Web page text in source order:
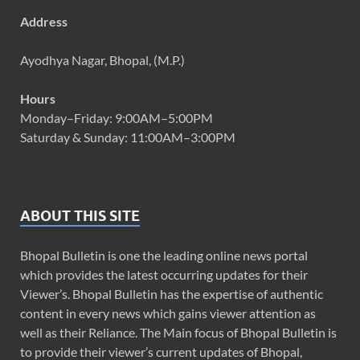
Address
Ayodhya Nagar, Bhopal, (M.P.)
Hours
Monday–Friday: 9:00AM–5:00PM
Saturday & Sunday: 11:00AM–3:00PM
ABOUT THIS SITE
Bhopal Bulletin is one the leading online news portal
which provides the latest occurring updates for their
Viewer’s. Bhopal Bulletin has the expertise of authentic
content in every news which gains viewer attention as
well as their Reliance. The Main focus of Bhopal Bulletin is
to provide their viewer’s current updates of Bhopal,